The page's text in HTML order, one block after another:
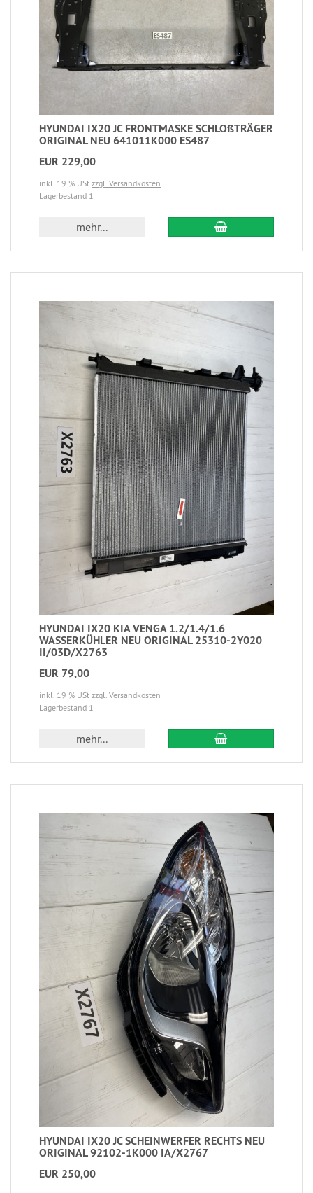
HYUNDAI IX20 JC FRONTMASKE SCHLOßTRÄGER
ORIGINAL NEU 641011K000 ES487
EUR 229,00
inkl. 19 % USt zzgl. Versandkosten
Lagerbestand 1
mehr...
HYUNDAI IX20 KIA VENGA 1.2/1.4/1.6
WASSERKÜHLER NEU ORIGINAL 25310-2Y020
II/03D/X2763
EUR 79,00
inkl. 19 % USt zzgl. Versandkosten
Lagerbestand 1
mehr...
HYUNDAI IX20 JC SCHEINWERFER RECHTS NEU
ORIGINAL 92102-1K000 IA/X2767
EUR 250,00